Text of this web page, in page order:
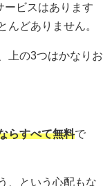
ービスはあります
んどありません。
上の3つはかなりお
らすべて無料で
、という心配もな